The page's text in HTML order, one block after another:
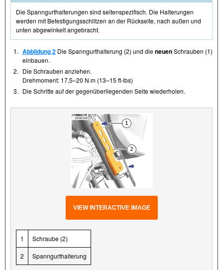
Die Spanngurthalterungen sind seitenspezifisch. Die Halterungen
werden mit Befestigungsschlitzen an der Rückseite, nach außen und
unten abgewinkelt angebracht.
1. Abbildung 2 Die Spanngurthalterung (2) und dieneuenSchrauben (1)
einbauen.
2. Die Schrauben anziehen.
Drehmoment: 17,5–20 N·m (13–15 ft-lbs)
3. Die Schritte auf der gegenüberliegenden Seite wiederholen.
VIEW INTERACTIVE IMAGE
1 Schraube (2)
2 Spanngurthalterung